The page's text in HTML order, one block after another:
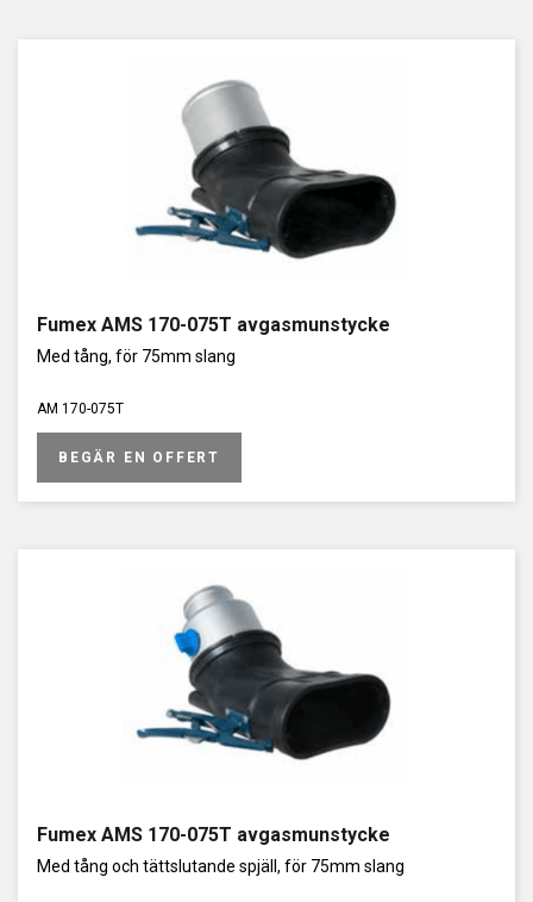
Fumex AMS 170-075T avgasmunstycke
Med tång, för 75mm slang
AM 170-075T
BEGÄR EN OFFERT
Fumex AMS 170-075T avgasmunstycke
Med tång och tättslutande spjäll, för 75mm slang